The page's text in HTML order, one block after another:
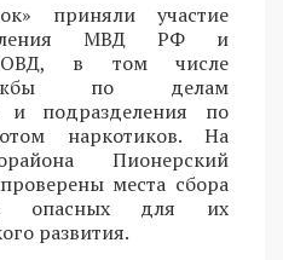
приняли участие
МВД РФ и
ОВД, в том числе
по делам
и подразделения по
наркотиков. На
Пионерский
места сбора
опасных для их
развития.